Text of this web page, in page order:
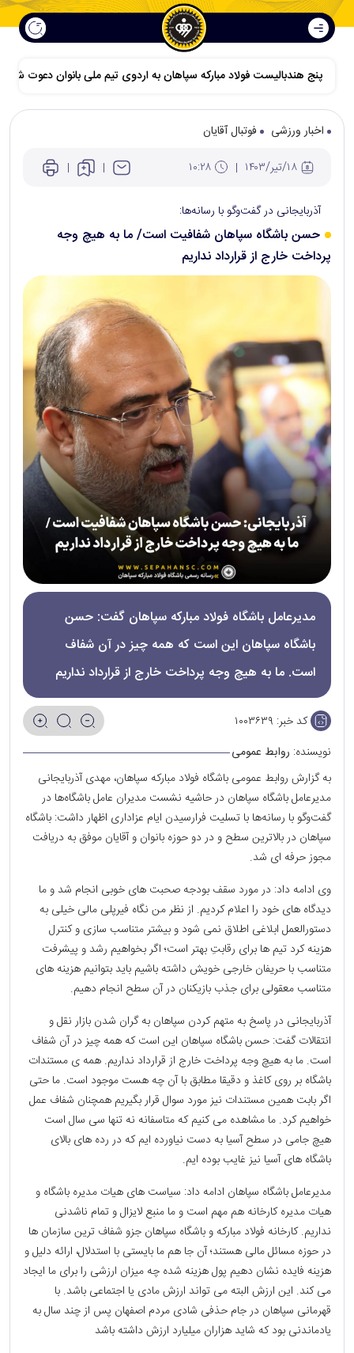
پنج هندبالیست فولاد مبارکه سپاهان به اردوی تیم ملی بانوان دعوت شدند
اخبار ورزشی
فوتبال آقایان
آذربایجانی در گفت‌و‌گو با رسانه‌ها:
حسن باشگاه سپاهان شفافیت است/ ما به هیچ وجه
پرداخت خارج از قرارداد نداریم
مدیرعامل باشگاه فولاد مبارکه سپاهان گفت: حسن
باشگاه سپاهان این است که همه چیز در آن شفاف
است. ما به هیچ وجه پرداخت خارج از قرارداد نداریم
کد خبر: ۱۰۰۳۶۳۹
نویسنده: روابط عمومی
به گزارش روابط عمومی باشگاه فولاد مبارکه سپاهان، مهدی آذربایجانی
مدیرعامل باشگاه سپاهان در حاشیه نشست مدیران عامل باشگاه‌ها در
گفت‌و‌گو با رسانه‌ها با تسلیت فرارسیدن ایام عزاداری اظهار داشت: باشگاه
سپاهان در بالاترین سطح و در دو حوزه بانوان و آقایان موفق به دریافت
مجوز حرفه ای شد.
وی ادامه داد: در مورد سقف بودجه صحبت های خوبی انجام شد و ما
دیدگاه های خود را اعلام کردیم. از نظر من نگاه فیرپلی مالی خیلی به
دستورالعمل ابلاغی اطلاق نمی شود و بیشتر متناسب سازی و کنترل
هزینه کرد تیم ها برای رقابتِ بهتر است؛ اگر بخواهیم رشد و پیشرفت
متناسب با حریفان خارجی خویش داشته باشیم باید بتوانیم هزینه های
متناسب معقولی برای جذب بازیکنان در آن سطح انجام دهیم.
آذربایجانی در پاسخ به متهم کردن سپاهان به گران شدن بازار نقل و
انتقالات گفت: حسن باشگاه سپاهان این است که همه چیز در آن شفاف
است. ما به هیچ وجه پرداخت خارج از قرارداد نداریم. همه ی مستندات
باشگاه بر روی کاغذ و دقیقا مطابق با آن چه هست موجود است. ما حتی
اگر بابت همین مستندات نیز مورد سوال قرار بگیریم همچنان شفاف عمل
خواهیم کرد. ما مشاهده می کنیم که متاسفانه نه تنها سی سال است
هیچ جامی در سطح آسیا به دست نیاورده ایم که در رده های بالای
باشگاه های آسیا نیز غایب بوده ایم.
مدیرعامل باشگاه سپاهان ادامه داد: سیاست های هیات مدیره باشگاه و
هیات مدیره کارخانه هم مهم است و ما منبع لایزال و تمام ناشدنی
نداریم. کارخانه فولاد مبارکه و باشگاه سپاهان جزو شفاف ترین سازمان ها
در حوزه مسائل مالی هستند؛ آن جا هم ما بایستی با استدلال، ارائه دلیل و
هزینه فایده نشان دهیم پول هزینه شده چه میزان ارزشی را برای ما ایجاد
می کند. این ارزش البته می تواند ارزش مادی یا اجتماعی باشد. با
قهرمانی سپاهان در جام حذفی شادی مردم اصفهان پس از چند سال به
یادماندنی بود که شاید هزاران میلیارد ارزش داشته باشد